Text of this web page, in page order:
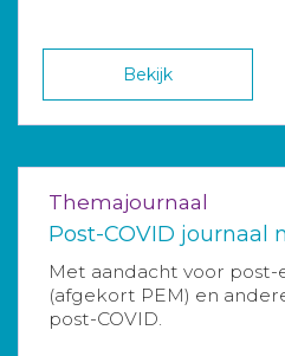
Bekijk
Themajournaal
Post-COVID journaal
Met aandacht voor
(afgekort PEM) en
post-COVID.